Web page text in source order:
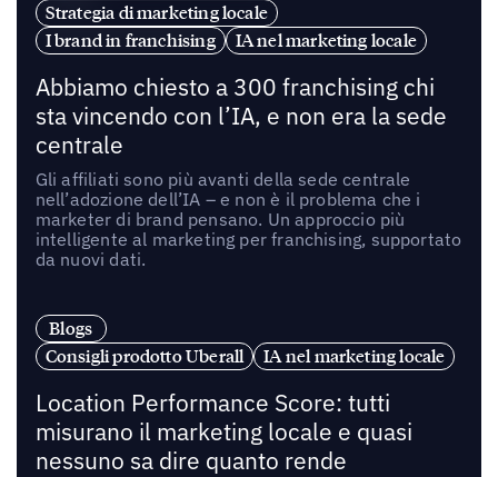
Strategia di marketing locale
I brand in franchising
IA nel marketing locale
Abbiamo chiesto a 300 franchising chi
sta vincendo con l’IA, e non era la sede
centrale
Gli affiliati sono più avanti della sede centrale
nell’adozione dell’IA – e non è il problema che i
marketer di brand pensano. Un approccio più
intelligente al marketing per franchising, supportato
da nuovi dati.
Blogs
Consigli prodotto Uberall
IA nel marketing locale
Location Performance Score: tutti
misurano il marketing locale e quasi
nessuno sa dire quanto rende